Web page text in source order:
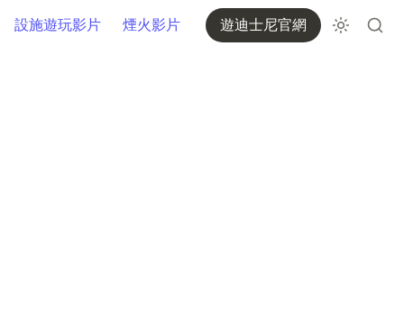
設施遊玩影片 煙火影片 遊迪士尼官網